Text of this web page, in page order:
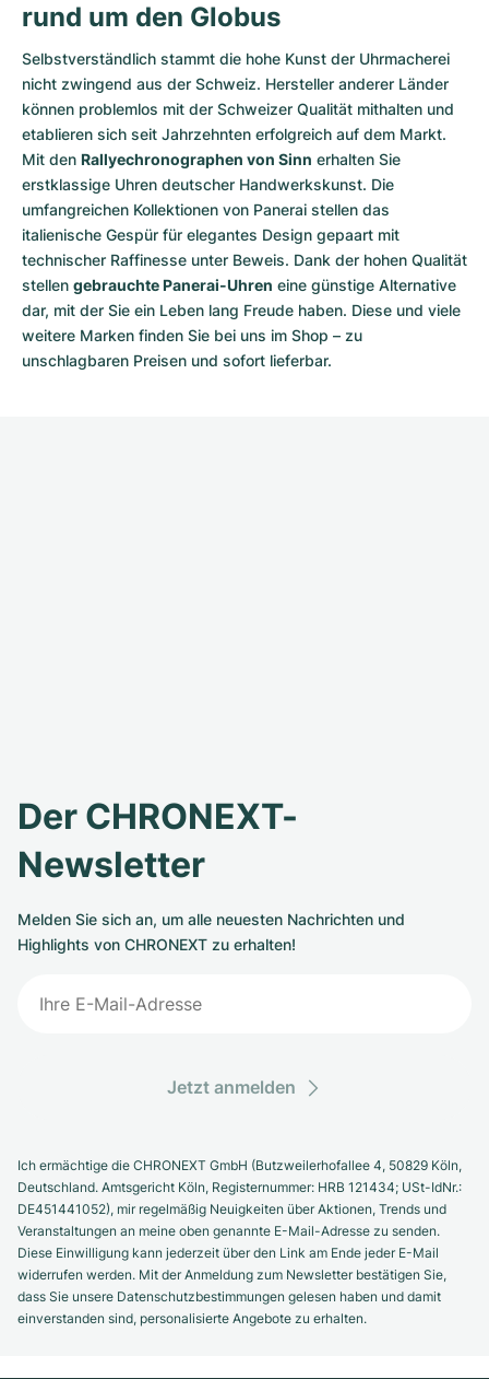
rund um den Globus
Selbstverständlich stammt die hohe Kunst der Uhrmacherei
nicht zwingend aus der Schweiz. Hersteller anderer Länder
können problemlos mit der Schweizer Qualität mithalten und
etablieren sich seit Jahrzehnten erfolgreich auf dem Markt.
Mit den Rallyechronographen von Sinn erhalten Sie
erstklassige Uhren deutscher Handwerkskunst. Die
umfangreichen Kollektionen von Panerai stellen das
italienische Gespür für elegantes Design gepaart mit
technischer Raffinesse unter Beweis. Dank der hohen Qualität
stellen gebrauchte Panerai-Uhren eine günstige Alternative
dar, mit der Sie ein Leben lang Freude haben. Diese und viele
weitere Marken finden Sie bei uns im Shop – zu
unschlagbaren Preisen und sofort lieferbar.
Der CHRONEXT-
Newsletter
Melden Sie sich an, um alle neuesten Nachrichten und
Highlights von CHRONEXT zu erhalten!
Jetzt anmelden
Ich ermächtige die CHRONEXT GmbH (Butzweilerhofallee 4, 50829 Köln,
Deutschland. Amtsgericht Köln, Registernummer: HRB 121434; USt-IdNr.:
DE451441052), mir regelmäßig Neuigkeiten über Aktionen, Trends und
Veranstaltungen an meine oben genannte E-Mail-Adresse zu senden.
Diese Einwilligung kann jederzeit über den Link am Ende jeder E-Mail
widerrufen werden. Mit der Anmeldung zum Newsletter bestätigen Sie,
dass Sie unsere Datenschutzbestimmungen gelesen haben und damit
einverstanden sind, personalisierte Angebote zu erhalten.